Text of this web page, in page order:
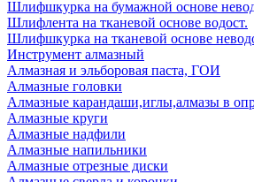
Шлифшкурка на бумажной основе
Шлифлента на тканевой основе водост.
Шлифшкурка на тканевой основе
Инструмент алмазный
Алмазная и эльборовая паста, ГОИ
Алмазные головки
Алмазные карандаши,иглы,алмазы в
Алмазные круги
Алмазные надфили
Алмазные напильники
Алмазные отрезные диски